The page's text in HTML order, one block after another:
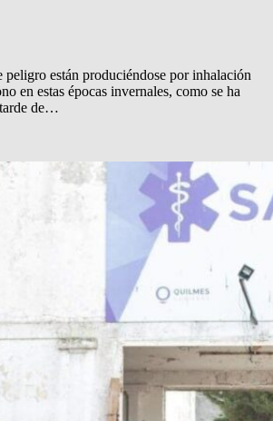
peligro están produciéndose por inhalación
en estas épocas invernales, como se ha
de…